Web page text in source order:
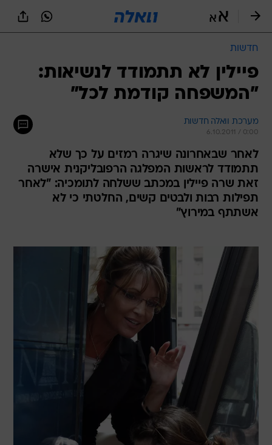
חדשות
פיילין לא תתמודד לנשיאות:
"המשפחה קודמת לכל"
מערכת וואלה חדשות
6.10.2011 / 0:00
לאחר שבאחרונה שיגרה רמזים על כך שלא
תתמודד לראשות המפלגה הרפובליקנית אישרה
זאת שרה פיילין במכתב ששלחה לתומכיה: "לאחר
תפילות רבות ולבטים קשים, החלטתי כי לא
אשתתף במירוץ"